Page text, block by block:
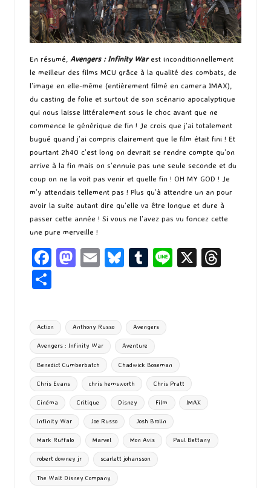
En résumé, Avengers : Infinity Warest inconditionnellement
le meilleur des films MCU grâce à la qualité des combats, de
l’image en elle-même (entièrement filmé en camera IMAX),
du casting de folie et surtout de son scénario apocalyptique
qui nous laisse littéralement sous le choc avant que ne
commence le générique de fin ! Je crois que j’ai totalement
bugué quand j’ai compris clairement que le film était fini ! Et
pourtant 2h40 c’est long on devrait se rendre compte qu’on
arrive à la fin mais on s’ennuie pas une seule seconde et du
coup on ne la voit pas venir et quelle fin ! OH MY GOD ! Je
m’y attendais tellement pas ! Plus qu’à attendre un an pour
avoir la suite autant dire qu’elle va être longue et dure à
passer cette année ! Si vous ne l’avez pas vu foncez cette
une pure merveille !
Fa
o
o
k
M
d
o
n
E
l
Bl
ky
T
bl
r
Li X
ta
g
er
Tags:
Action Anthony Russo Avengers
Avengers : Infinity War Aventure
Benedict Cumberbatch Chadwick Boseman
Chris Evans chris hemsworth Chris Pratt
Cinéma Critique Disney Film IMAX
Infinity War Joe Russo Josh Brolin
Mark Ruffalo Marvel Mon Avis Paul Bettany
robert downey jr scarlett johansson
The Walt Disney Company